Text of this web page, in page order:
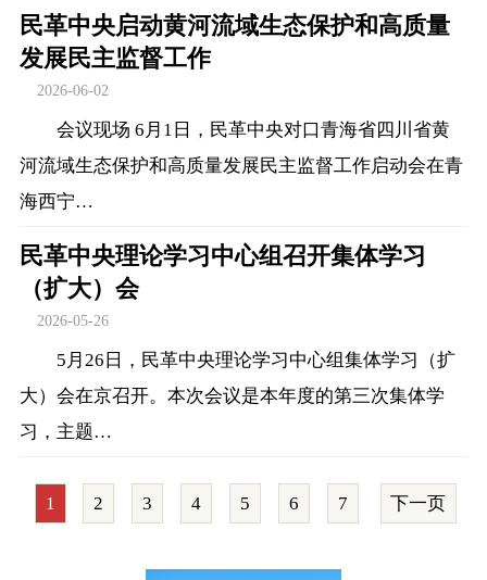
民革中央启动黄河流域生态保护和高质量
发展民主监督工作
2026-06-02
会议现场 6月1日，民革中央对口青海省四川省黄
河流域生态保护和高质量发展民主监督工作启动会在青
海西宁…
民革中央理论学习中心组召开集体学习
（扩大）会
2026-05-26
5月26日，民革中央理论学习中心组集体学习（扩
大）会在京召开。本次会议是本年度的第三次集体学
习，主题…
1 2 3 4 5 6 7 下一页